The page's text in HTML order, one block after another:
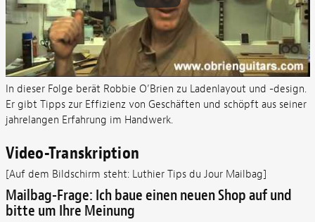
In dieser Folge berät Robbie O’Brien zu Ladenlayout und -design.
Er gibt Tipps zur Effizienz von Geschäften und schöpft aus seiner
jahrelangen Erfahrung im Handwerk.
Video-Transkription
[Auf dem Bildschirm steht: Luthier Tips du Jour Mailbag]
Mailbag-Frage: Ich baue einen neuen Shop auf und
bitte um Ihre Meinung